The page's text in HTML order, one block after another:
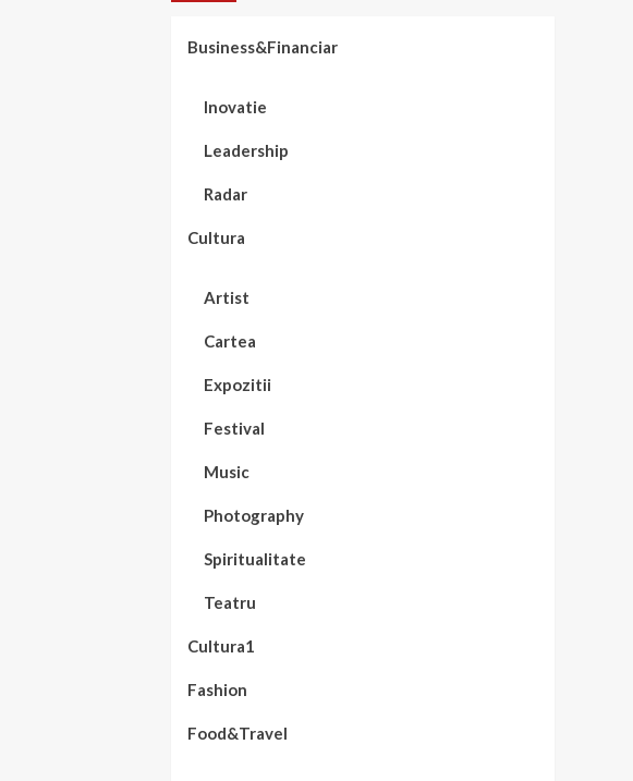
Business&Financiar
Inovatie
Leadership
Radar
Cultura
Artist
Cartea
Expozitii
Festival
Music
Photography
Spiritualitate
Teatru
Cultura1
Fashion
Food&Travel